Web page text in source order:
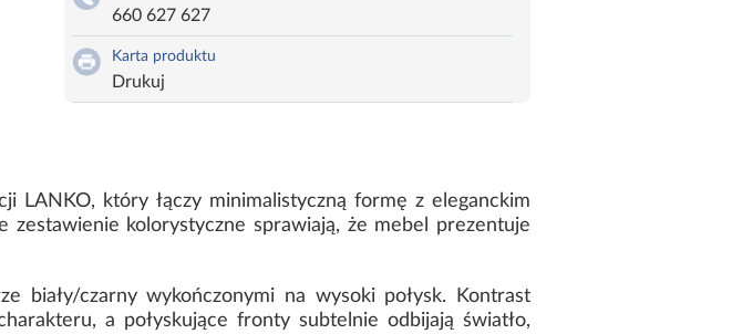
660 627 627
Karta produktu
Drukuj
LANKO, który łączy minimalistyczną formę z eleganckim
zestawienie kolorystyczne sprawiają, że mebel prezentuje
biały/czarny wykończonymi na wysoki połysk. Kontrast
a połyskujące fronty subtelnie odbijają światło,